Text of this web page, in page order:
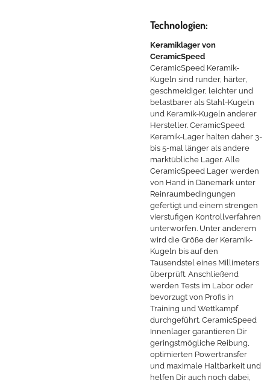
Technologien:
Keramiklager von
CeramicSpeed
CeramicSpeed Keramik-
Kugeln sind runder, härter,
geschmeidiger, leichter und
belastbarer als Stahl-Kugeln
und Keramik-Kugeln anderer
Hersteller. CeramicSpeed
Keramik-Lager halten daher 3-
bis 5-mal länger als andere
marktübliche Lager. Alle
CeramicSpeed Lager werden
von Hand in Dänemark unter
Reinraumbedingungen
gefertigt und einem strengen
vierstufigen Kontrollverfahren
unterworfen. Unter anderem
wird die Größe der Keramik-
Kugeln bis auf den
Tausendstel eines Millimeters
überprüft. Anschließend
werden Tests im Labor oder
bevorzugt von Profis in
Training und Wettkampf
durchgeführt. CeramicSpeed
Innenlager garantieren Dir
geringstmögliche Reibung,
optimierten Powertransfer
und maximale Haltbarkeit und
helfen Dir auch noch dabei,